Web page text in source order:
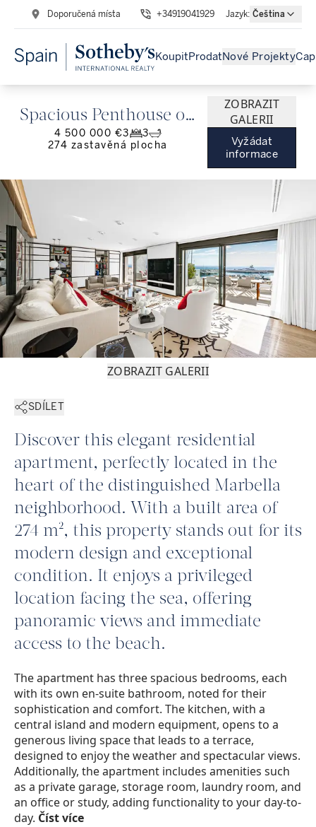
Doporučená místa +34919041929 Jazyk: Čeština
KoupitProdatNové Projekty
Spacious Penthouse on
the beachfront in
4 500 000 €3
3
274 zastavěná plocha
ZOBRAZIT
GALERII
Vyžádat
informace
ZOBRAZIT GALERII
SDÍLET
Discover this elegant residential
apartment, perfectly located in the
heart of the distinguished Marbella
neighborhood. With a built area of
274 m², this property stands out for its
modern design and exceptional
condition. It enjoys a privileged
location facing the sea, offering
panoramic views and immediate
access to the beach.
The apartment has three spacious bedrooms, each
with its own en-suite bathroom, noted for their
sophistication and comfort. The kitchen, with a
central island and modern equipment, opens to a
generous living space that leads to a terrace,
designed to enjoy the weather and spectacular views.
Additionally, the apartment includes amenities such
as a private garage, storage room, laundry room, and
an office or study, adding functionality to your day-to-
day. Číst více